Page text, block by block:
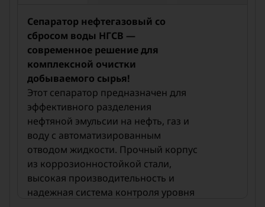
Сепаратор нефтегазовый со
сбросом воды НГСВ —
современное решение для
комплексной очистки
добываемого сырья!
Этот сепаратор предназначен для
эффективного разделения
нефтяной эмульсии на нефть, газ и
воду с автоматизированным
отводом жидкости. Прочный корпус
из коррозионностойкой стали,
высокая производительность и
надежная система контроля уровня